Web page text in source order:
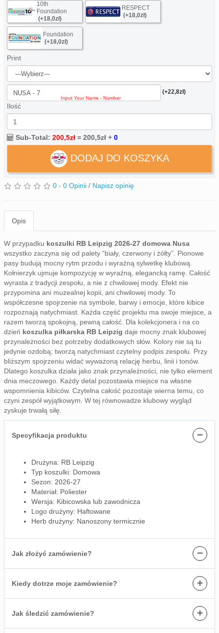
10th
Foundation
(+18,0zł)
RESPECT
(+18,0zł)
Foundation
(+18,0zł)
Print
(+22,8zł)
Ilość
Sub-Total: 200,5zł = 200,5zł + 0
DODAJ DO KOSZYKA
0 - 0 Opinii / Napisz opinię
Opis
W przypadku koszulki RB Leipzig 2026-27 domowa Nusa
wszystko zaczyna się od palety “biały, czerwony i żółty”. Pionowe
pasy budują mocny rytm przodu i wyraźną sylwetkę klubową.
Kołnierzyk ujmuje kompozycję w wyraźną, elegancką ramę. Całość
wyrasta z tradycji zespołu, a nie z chwilowej mody. Efekt nie
przypomina ani muzealnej kopii, ani chwilowej mody. To
współczesne spojrzenie na symbole, barwy i emocje, które kibice
rozpoznają natychmiast. Każda część projektu ma swoje miejsce, a
razem tworzą spokojną, pewną całość. Dla kolekcjonera i na co
dzień koszulka piłkarska RB Leipzig daje mocny znak klubowej
przynależności bez potrzeby dodatkowych słów. Kolory nie są tu
jedynie ozdobą; tworzą natychmiast czytelny podpis zespołu. Przy
bliższym spojrzeniu widać wyważoną relację herbu, linii i tonów.
Dlatego koszulka działa jako znak przynależności, nie tylko element
dnia meczowego. Każdy detal pozostawia miejsce na własne
wspomnienia kibiców. Czytelna całość pozostaje wierna temu, co
czyni zespół wyjątkowym. W tej równowadze klubowy wygląd
zyskuje trwałą siłę.
Specyfikacja produktu −
Drużyna: RB Leipzig
Typ koszulki: Domowa
Sezon: 2026-27
Materiał: Poliester
Wersja: Kibicowska lub zawodnicza
Logo drużyny: Haftowane
Herb drużyny: Nanoszony termicznie
Jak złożyć zamówienie? −
Kiedy dotrze moje zamówienie? +
Jak śledzić zamówienie? +